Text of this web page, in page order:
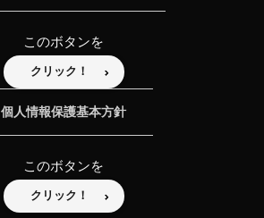
このボタンを
クリック！
個人情報保護基本方針
このボタンを
クリック！